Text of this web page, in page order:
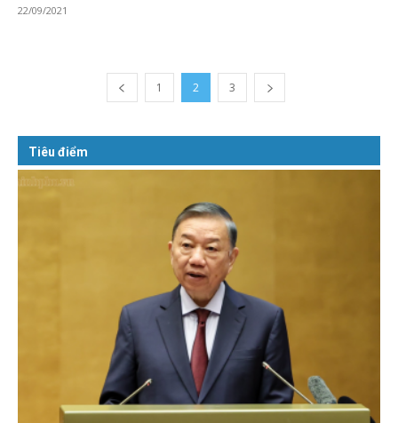
22/09/2021
1 2 3
Tiêu điểm